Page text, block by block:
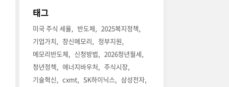
태그
미국 주식 세율 반도체
2025복지정책
기업가치
창신메모리
정부지원
메모리반도체
신청방법
2026청년월세
청년정책
에너지바우처
주식시장
기술혁신
cxmt SK하이닉스
삼성전자